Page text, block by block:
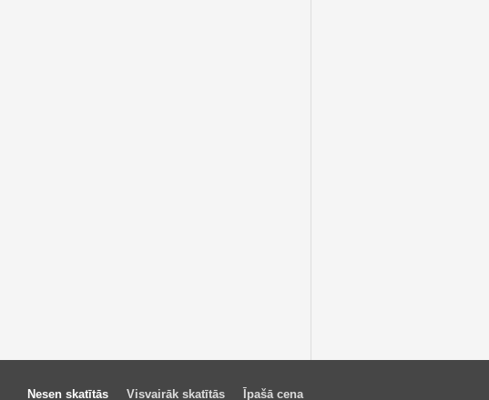
Nesen skatītās Visvairāk skatītās Īpašā cena